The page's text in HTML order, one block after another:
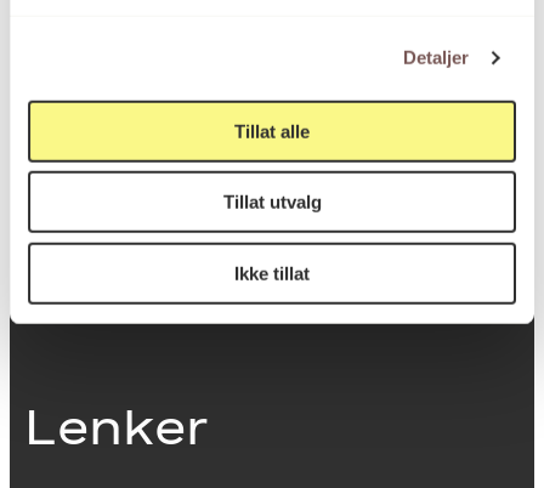
Detaljer
Tillat alle
Tillat utvalg
Ikke tillat
Viktig info
Utbetaling og fakturering
Om opphavsrett
Dokumentasjonsskjema
Last ned logo
Lenker